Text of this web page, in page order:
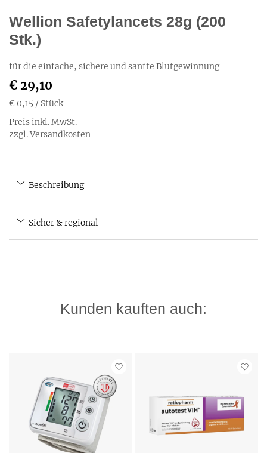
Wellion Safetylancets 28g (200
Stk.)
für die einfache, sichere und sanfte Blutgewinnung
€ 29,10
€ 0,15 / Stück
Preis inkl. MwSt.
zzgl. Versandkosten
Beschreibung
Sicher & regional
Kunden kauften auch: